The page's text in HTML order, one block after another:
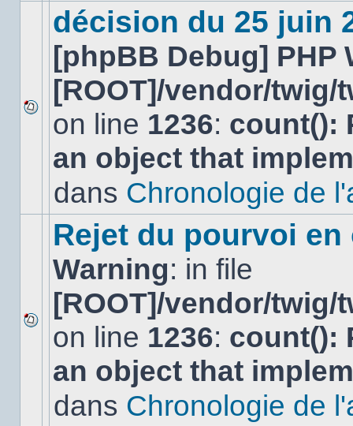
sujet.
Aucun
nouveau
message
non-
dans
décision du 25 juin
[phpBB Debug] PHP
[ROOT]/vendor/
on line 1236: count():
an object that
dans Chronologie de
Aucun
nouveau
message
non-
dans
Rejet du pourvoi
Warning: in file
[ROOT]/vendor/
on line 1236: count():
an object that
dans Chronologie de